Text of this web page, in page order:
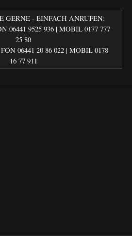
GERNE - EINFACH ANRUFEN:
06441 9525 936 | MOBIL 0177 777
25 80
06441 20 86 022‬ | MOBIL 0178
16 77 911